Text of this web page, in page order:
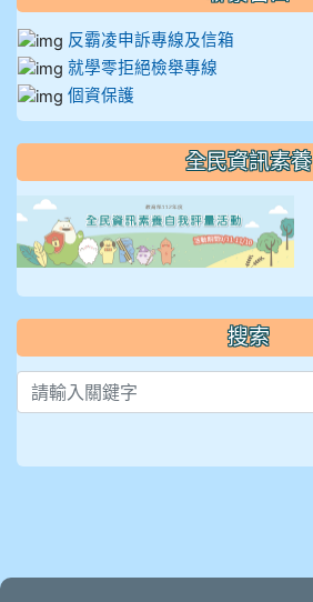
反霸凌申訴專線及信箱
就學零拒絕檢舉專線
個資保護
全民資訊素養
搜索